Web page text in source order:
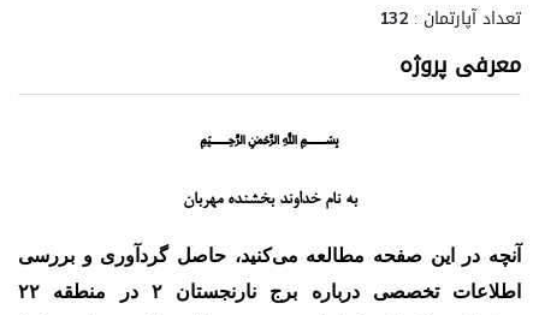
تعداد آپارتمان : 132
معرفی پروژه
﷽
به نام خداوند بخشنده مهربان
آنچه در این صفحه مطالعه می‌کنید، حاصل گردآوری و بررسی
اطلاعات تخصصی درباره
برج نارنجستان ۲ در منطقه ۲۲